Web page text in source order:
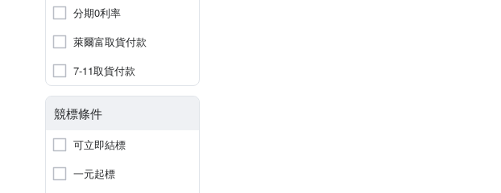
分期0利率
萊爾富取貨付款
7-11取貨付款
競標條件
可立即結標
一元起標